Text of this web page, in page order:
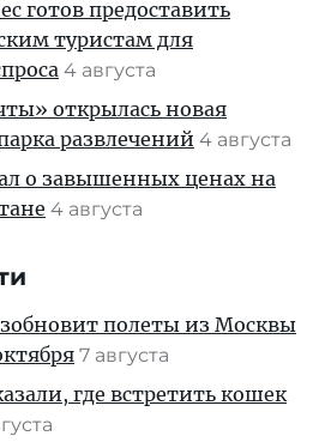
готов предоставить
туристам для
4 августа
открылась новая
развлечений 4 августа
о завышенных ценах на
4 августа
полеты из Москвы
7 августа
где встретить кошек